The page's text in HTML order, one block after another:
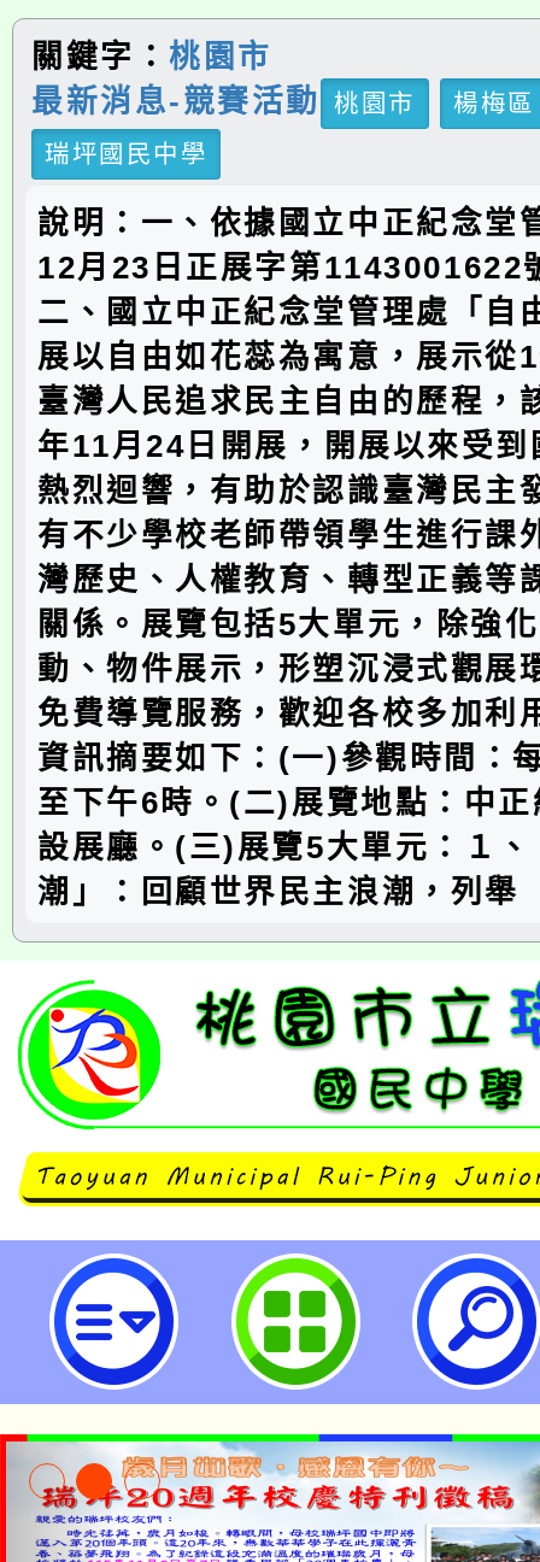
關鍵字：桃園市
最新消息-競賽活動
桃園市
楊梅區
瑞坪國民中學
說明：一、依據國立中正紀念堂
12月23日正展字第1143001622
二、國立中正紀念堂管理處「自
展以自由如花蕊為寓意，展示從
臺灣人民追求民主自由的歷程，
年11月24日開展，開展以來受到
熱烈迴響，有助於認識臺灣民主
有不少學校老師帶領學生進行課
灣歷史、人權教育、轉型正義等
關係。展覽包括5大單元，除強
動、物件展示，形塑沉浸式觀展
免費導覽服務，歡迎各校多加利
資訊摘要如下：(一)參觀時間：
至下午6時。(二)展覽地點：中
設展廳。(三)展覽5大單元：１
潮」：回顧世界民主浪潮，列舉
主旨：轉知國立中正紀念堂管理處
蕊」常設展資訊一案，請貴校協助
照。-桃園市立瑞坪國民中學